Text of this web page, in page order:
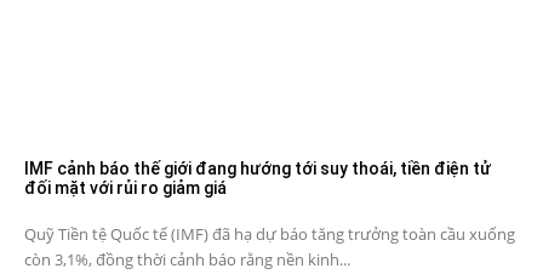
IMF cảnh báo thế giới đang hướng tới suy thoái, tiền điện tử
đối mặt với rủi ro giảm giá
Quỹ Tiền tệ Quốc tế (IMF) đã hạ dự báo tăng trưởng toàn cầu xuống
còn 3,1%, đồng thời cảnh báo rằng nền kinh...